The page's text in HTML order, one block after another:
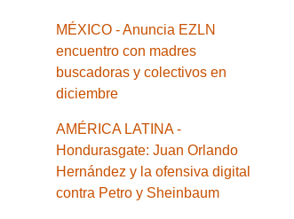
MÉXICO - Anuncia EZLN
encuentro con madres
buscadoras y colectivos en
diciembre
AMÉRICA LATINA -
Hondurasgate: Juan Orlando
Hernández y la ofensiva digital
contra Petro y Sheinbaum